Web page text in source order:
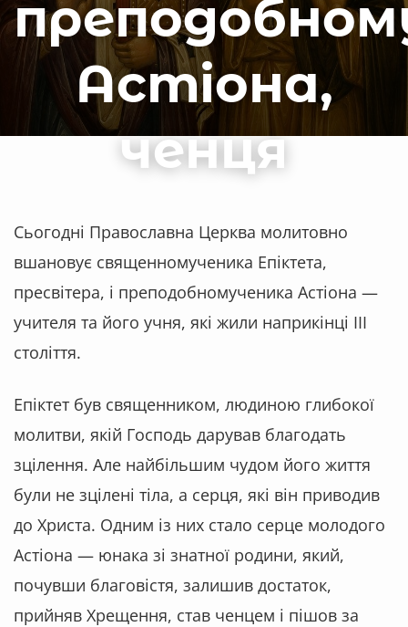
Астіона,
ченця
Сьогодні Православна Церква молитовно
вшановує священномученика Епіктета,
пресвітера, і преподобномученика Астіона —
учителя та його учня, які жили наприкінці III
століття.
Епіктет був священником, людиною глибокої
молитви, якій Господь дарував благодать
зцілення. Але найбільшим чудом його життя
були не зцілені тіла, а серця, які він приводив
до Христа. Одним із них стало серце молодого
Астіона — юнака зі знатної родини, який,
почувши благовістя, залишив достаток,
прийняв Хрещення, став ченцем і пішов за